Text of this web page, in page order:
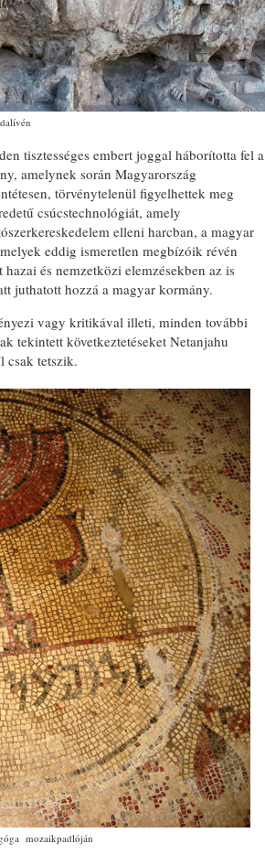
tisztességes embert joggal háborította fel a
amelynek során Magyarország
törvénytelenül figyelhettek meg
csúcstechnológiát, amely
elleni harcban, a magyar
eddig ismeretlen megbízóik révén
és nemzetközi elemzésekben az is
juthatott hozzá a magyar kormány.
vagy kritikával illeti, minden további
tekintett következtetéseket Netanjahu
csak tetszik.
mozaikpadlóján